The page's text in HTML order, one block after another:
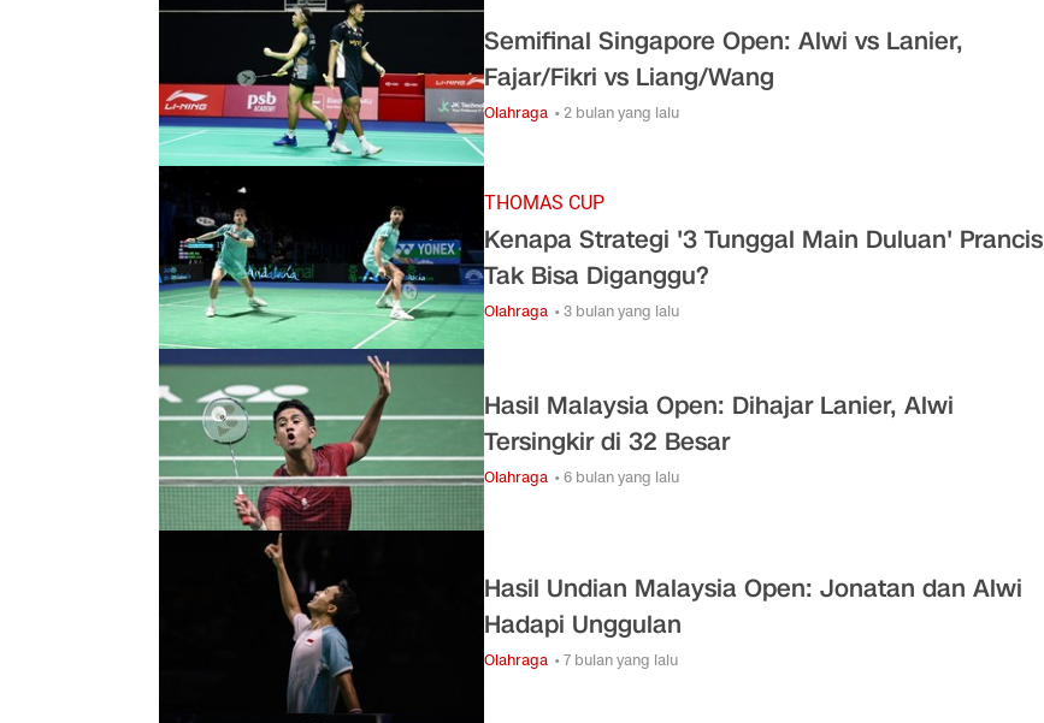
Semifinal Singapore Open: Alwi vs Lanier,
Fajar/Fikri vs Liang/Wang
Olahraga • 2 bulan yang lalu
THOMAS CUP
Kenapa Strategi '3 Tunggal Main Duluan' Prancis
Tak Bisa Diganggu?
Olahraga • 3 bulan yang lalu
Hasil Malaysia Open: Dihajar Lanier, Alwi
Tersingkir di 32 Besar
Olahraga • 6 bulan yang lalu
Hasil Undian Malaysia Open: Jonatan dan Alwi
Hadapi Unggulan
Olahraga • 7 bulan yang lalu